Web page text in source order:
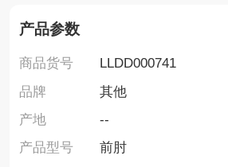
产品参数
商品货号
LLDD000741
品牌
其他
产地
--
产品型号
前肘